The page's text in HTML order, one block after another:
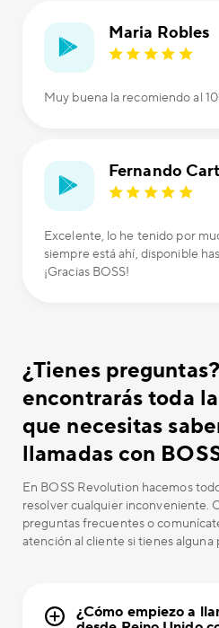
Maria Robles
Muy buena la recomiendo al
Fernando
Excelente, lo he tenido por
siempre está ahí, disponible
¡Gracias BOSS!
¿Tienes
encontrarás toda
que necesitas
llamadas con
En BOSS Revolution hacemos
resolver cualquier inconveniente.
preguntas frecuentes o
atención al cliente si tienes alguna
¿Cómo empiezo a